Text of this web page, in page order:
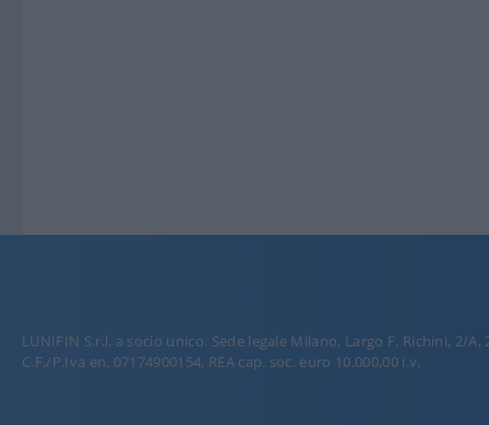
LUNIFIN S.r.l. a socio unico. Sede legale Milano, Largo F. Richini, 2/A,
C.F./P.Iva en. 07174900154, REA cap. soc. euro 10.000,00 i.v.